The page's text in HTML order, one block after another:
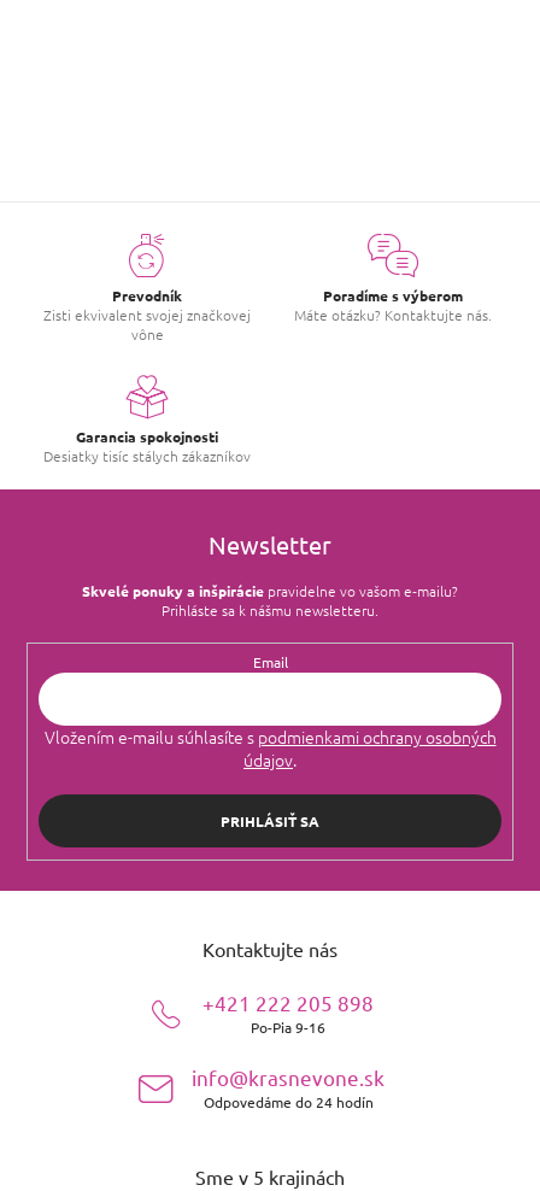
Prevodník
Zisti ekvivalent svojej značkovej
vône
Poradíme s výberom
Máte otázku? Kontaktujte nás.
Garancia spokojnosti
Desiatky tisíc stálych zákazníkov
Newsletter
Skvelé ponuky a inšpirácie pravidelne vo vašom e‑mailu?
Prihláste sa k nášmu newsletteru.
Email
Vložením e-mailu súhlasíte s podmienkami ochrany osobných
údajov.
PRIHLÁSIŤ SA
Kontaktujte nás
+421 222 205 898
Po-Pia 9-16
info@krasnevone.sk
Odpovedáme do 24 hodín
Sme v 5 krajinách